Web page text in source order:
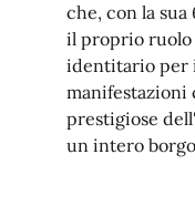
che, con la
il proprio
identitario per
manifestazioni
prestigiose
un intero